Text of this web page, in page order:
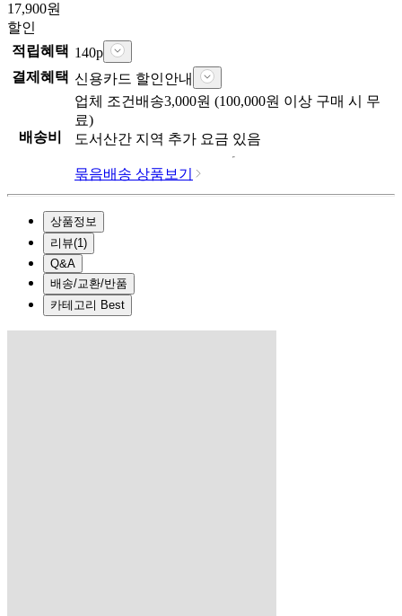
17,900원
할인
적립혜택 140p
결제혜택 신용카드 할인안내
배송비
업체 조건배송3,000원 (100,000원 이상 구매 시 무
료)
도서산간 지역 추가 요금 있음
묶음배송 상품보기
상품정보
리뷰(1)
Q&A
배송/교환/반품
카테고리 Best